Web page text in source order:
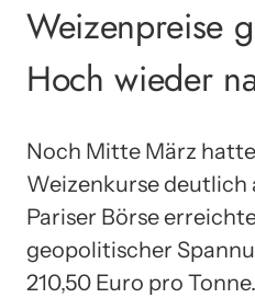
Weizenpreise
Hoch wieder
Noch Mitte März
Weizenkurse deutlich
Pariser Börse
geopolitischer
210,50 Euro pro